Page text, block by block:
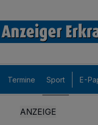
Termine Sport E-